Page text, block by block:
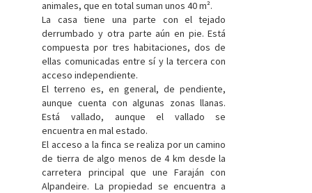
animales, que en total suman unos 40 m².
La casa tiene una parte con el tejado
derrumbado y otra parte aún en pie. Está
compuesta por tres habitaciones, dos de
ellas comunicadas entre sí y la tercera con
acceso independiente.
El terreno es, en general, de pendiente,
aunque cuenta con algunas zonas llanas.
Está vallado, aunque el vallado se
encuentra en mal estado.
El acceso a la finca se realiza por un camino
de tierra de algo menos de 4 km desde la
carretera principal que une Faraján con
Alpandeire. La propiedad se encuentra a